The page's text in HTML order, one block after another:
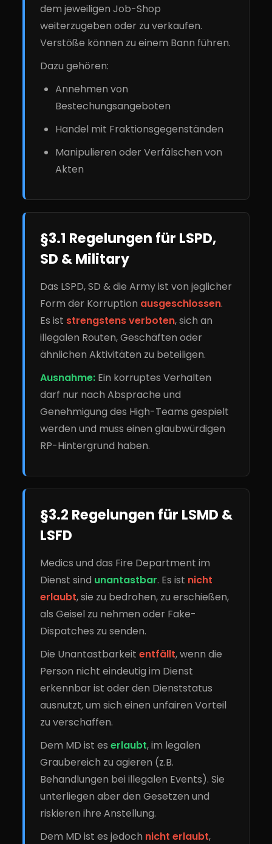
dem jeweiligen Job-Shop
weiterzugeben oder zu verkaufen.
Verstöße können zu einem Bann führen.
Dazu gehören:
Annehmen von
Bestechungsangeboten
Handel mit Fraktionsgegenständen
Manipulieren oder Verfälschen von
Akten
§3.1 Regelungen für LSPD,
SD & Military
Das LSPD, SD & die Army ist von jeglicher
Form der Korruption ausgeschlossen.
Es ist strengstens verboten, sich an
illegalen Routen, Geschäften oder
ähnlichen Aktivitäten zu beteiligen.
Ausnahme: Ein korruptes Verhalten
darf nur nach Absprache und
Genehmigung des High-Teams gespielt
werden und muss einen glaubwürdigen
RP-Hintergrund haben.
§3.2 Regelungen für LSMD &
LSFD
Medics und das Fire Department im
Dienst sind unantastbar. Es ist nicht
erlaubt, sie zu bedrohen, zu erschießen,
als Geisel zu nehmen oder Fake-
Dispatches zu senden.
Die Unantastbarkeitentfällt, wenn die
Person nicht eindeutig im Dienst
erkennbar ist oder den Dienststatus
ausnutzt, um sich einen unfairen Vorteil
zu verschaffen.
Dem MD ist eserlaubt, im legalen
Graubereich zu agieren (z.B.
Behandlungen bei illegalen Events). Sie
unterliegen aber den Gesetzen und
riskieren ihre Anstellung.
Dem MD ist es jedoch nicht erlaubt,